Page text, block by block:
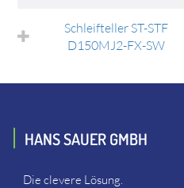
Schleifteller ST-STF
D150MJ2-FX-SW
HANS SAUER GMBH
Die clevere Lösung.